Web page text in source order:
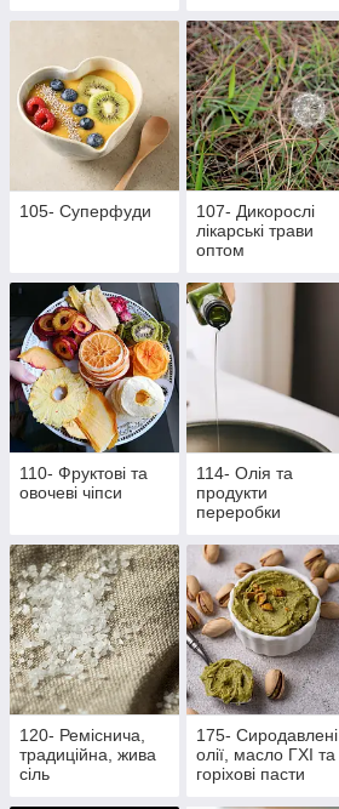
105- Суперфуди
107- Дикорослі
лікарські трави
оптом
110- Фруктові та
овочеві чіпси
114- Олія та
продукти
переробки
120- Реміснича,
традиційна, жива
сіль
175- Сиродавлені
олії, масло ГХІ та
горіхові пасти